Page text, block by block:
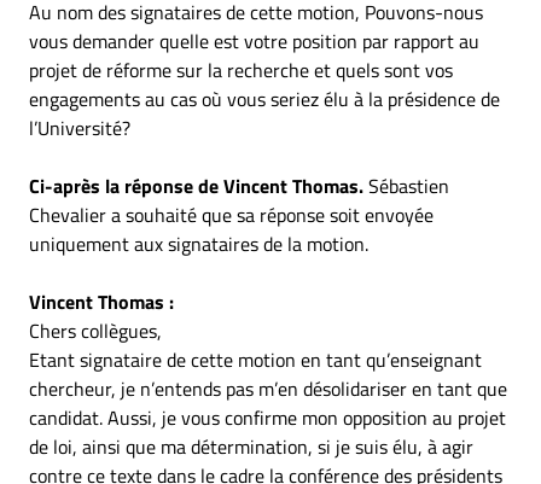
Au nom des signataires de cette motion, Pouvons-nous
vous demander quelle est votre position par rapport au
projet de réforme sur la recherche et quels sont vos
engagements au cas où vous seriez élu à la présidence de
l’Université?
Ci-après la réponse de Vincent Thomas.Sébastien
Chevalier a souhaité que sa réponse soit envoyée
uniquement aux signataires de la motion.
Vincent Thomas :
Chers collègues,
Etant signataire de cette motion en tant qu’enseignant
chercheur, je n’entends pas m’en désolidariser en tant que
candidat. Aussi, je vous confirme mon opposition au projet
de loi, ainsi que ma détermination, si je suis élu, à agir
contre ce texte dans le cadre la conférence des présidents